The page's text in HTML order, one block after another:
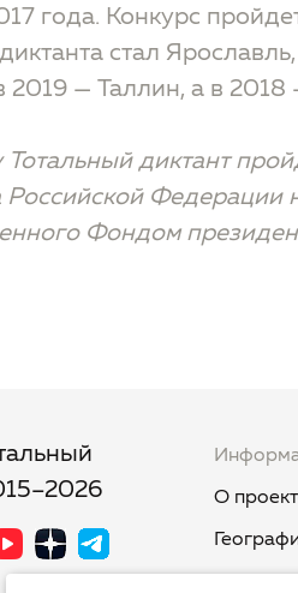
года. Конкурс
стал
2019 — Таллин, а в 2018
диктант
Российской Федерации
Фондом
О